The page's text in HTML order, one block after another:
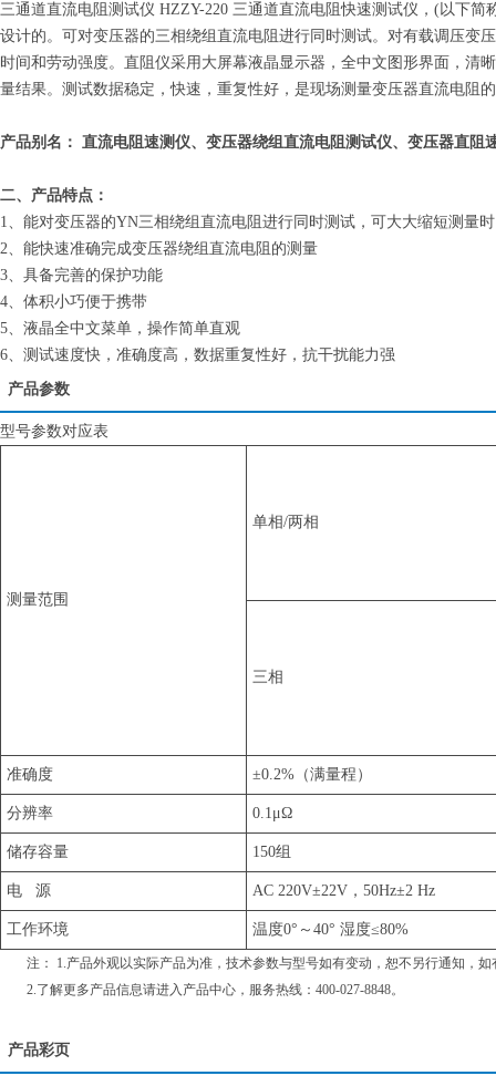
三通道直流电阻测试仪 HZZY-220 三通道直流电阻快速测试仪，(以下
设计的。可对变压器的三相绕组直流电阻进行同时测试。对有载调压变
时间和劳动强度。直阻仪采用大屏幕液晶显示器，全中文图形界面，清
量结果。测试数据稳定，快速，重复性好，是现场测量变压器直流电阻
产品别名： 直流电阻速测仪、变压器绕组直流电阻测试仪、变压器直阻
二、产品特点：
1、能对变压器的YN三相绕组直流电阻进行同时测试，可大大缩短测量
2、能快速准确完成变压器绕组直流电阻的测量
3、具备完善的保护功能
4、体积小巧便于携带
5、液晶全中文菜单，操作简单直观
6、测试速度快，准确度高，数据重复性好，抗干扰能力强
产品参数
型号参数对应表
测量范围
单相/两相
三相
准确度 ±0.2%（满量程）
分辨率 0.1μΩ
储存容量 150组
电 源 AC 220V±22V，50Hz±2 Hz
工作环境 温度0°～40° 湿度≤80%
注： 1.产品外观以实际产品为准，技术参数与型号如有变动，恕不另行通知，如
2.了解更多产品信息请进入 产品中心 ，服务热线：400-027-8848。
产品彩页